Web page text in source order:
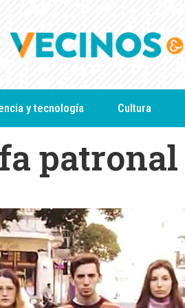
y tecnología Cultura
patronal